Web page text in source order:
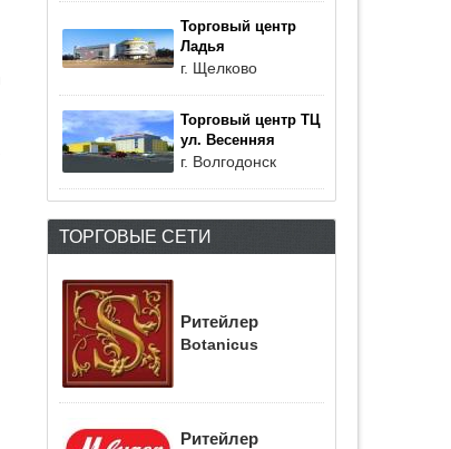
Торговый центр
Ладья
г. Щелково
Торговый центр ТЦ
ул. Весенняя
г. Волгодонск
ТОРГОВЫЕ СЕТИ
Ритейлер
Botanicus
Ритейлер